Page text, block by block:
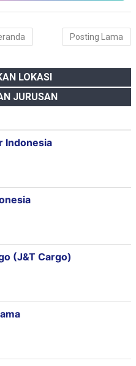
Posting Lama
LOKASI
JURUSAN